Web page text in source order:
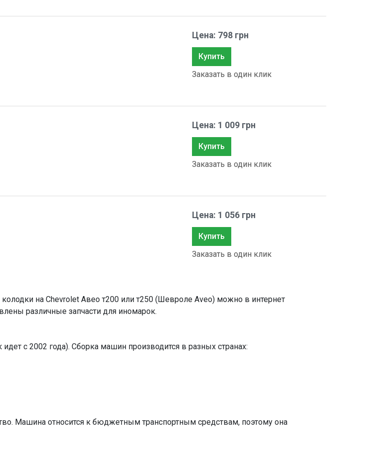
Цена: 798 грн
Купить
Заказать в один клик
Цена: 1 009 грн
Купить
Заказать в один клик
Цена: 1 056 грн
Купить
Заказать в один клик
на Chevrolet Авео т200 или т250 (Шевроле Aveo) можно в интернет
различные запчасти для иномарок.
с 2002 года). Сборка машин производится в разных странах:
Машина относится к бюджетным транспортным средствам, поэтому она